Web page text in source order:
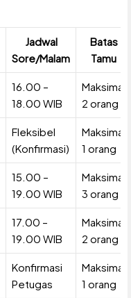
Jadwal
Sore/Malam
Batas
Tamu
16.00 –
18.00 WIB
Maksimal
2 orang
Fleksibel
(Konfirmasi)
Maksimal
1 orang
15.00 –
19.00 WIB
Maksimal
3 orang
17.00 –
19.00 WIB
Maksimal
2 orang
Konfirmasi
Petugas
Maksimal
1 orang